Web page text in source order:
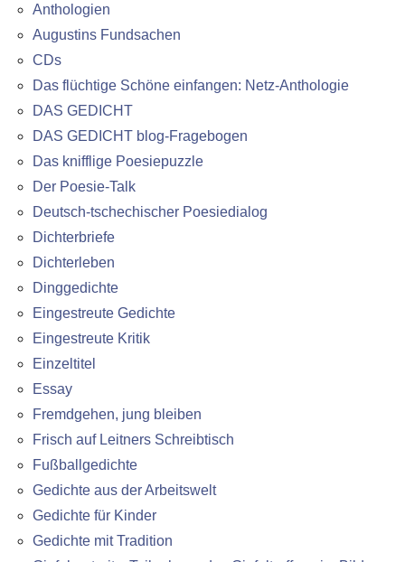
Anthologien
Augustins Fundsachen
CDs
Das flüchtige Schöne einfangen: Netz-Anthologie
DAS GEDICHT
DAS GEDICHT blog-Fragebogen
Das knifflige Poesiepuzzle
Der Poesie-Talk
Deutsch-tschechischer Poesiedialog
Dichterbriefe
Dichterleben
Dinggedichte
Eingestreute Gedichte
Eingestreute Kritik
Einzeltitel
Essay
Fremdgehen, jung bleiben
Frisch auf Leitners Schreibtisch
Fußballgedichte
Gedichte aus der Arbeitswelt
Gedichte für Kinder
Gedichte mit Tradition